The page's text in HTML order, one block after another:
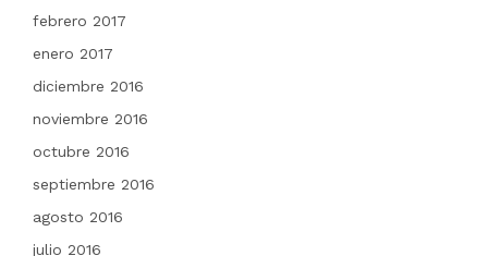
febrero 2017
enero 2017
diciembre 2016
noviembre 2016
octubre 2016
septiembre 2016
agosto 2016
julio 2016